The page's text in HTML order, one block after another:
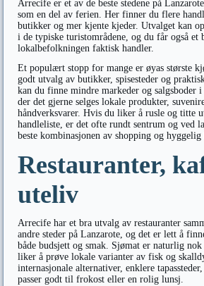
Arrecife er et av de beste stedene på
som en del av ferien. Her finner du flere
butikker og mer kjente kjeder. Utvalget kan
i de typiske turistområdene, og du får også
lokalbefolkningen faktisk handler.
Et populært stopp for mange er øyas største
godt utvalg av butikker, spisesteder og
kan du finne mindre markeder og salgsboder
der det gjerne selges lokale produkter,
håndverksvarer. Hvis du liker å rusle og titte
handleliste, er det ofte rundt sentrum og ved
beste kombinasjonen av shopping og
Restauranter,
uteliv
Arrecife har et bra utvalg av restauranter
andre steder på Lanzarote, og det er lett å
både budsjett og smak. Sjømat er naturlig
liker å prøve lokale varianter av fisk og
internasjonale alternativer, enklere
passer godt til frokost eller en rolig lunsj.